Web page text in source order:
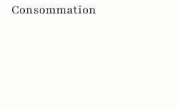
Consommation